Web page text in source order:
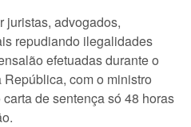
juristas, advogados,
repudiando ilegalidades
efetuadas durante o
com o ministro
de sentença só 48 horas